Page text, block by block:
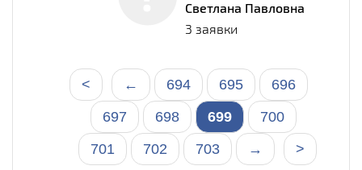
Светлана Павловна
3 заявки
←
< 694 695
696
697
698 699
700
701
702 703 >
→